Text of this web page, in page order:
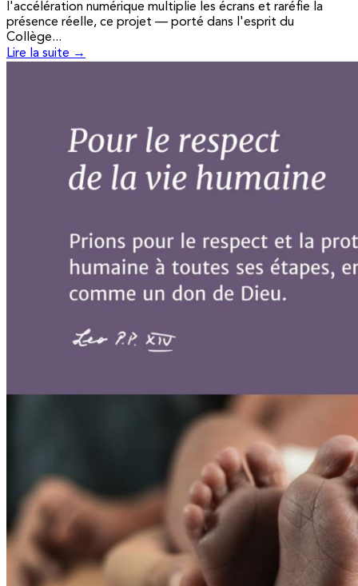
l'accélération numérique multiplie les écrans et raréfie la
présence réelle, ce projet — porté dans l'esprit du
Collège...
Lire la suite →